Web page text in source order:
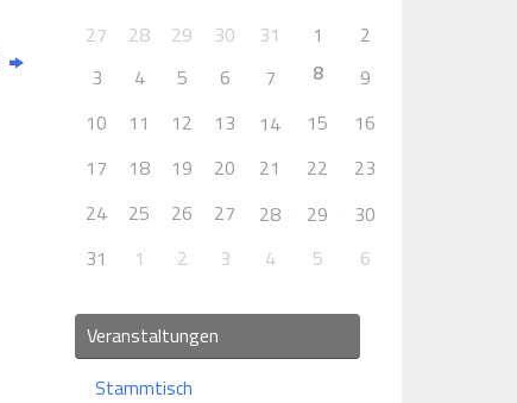
27 28 29 30 31 1
2
3
4 5 6 7 8
9
10
11 12 13 14 15
16
17
18 19 20 21 22
23
24
25 26 27 28 29
30
31
1 2 3 4 5 6
Veranstaltungen
Stammtisch